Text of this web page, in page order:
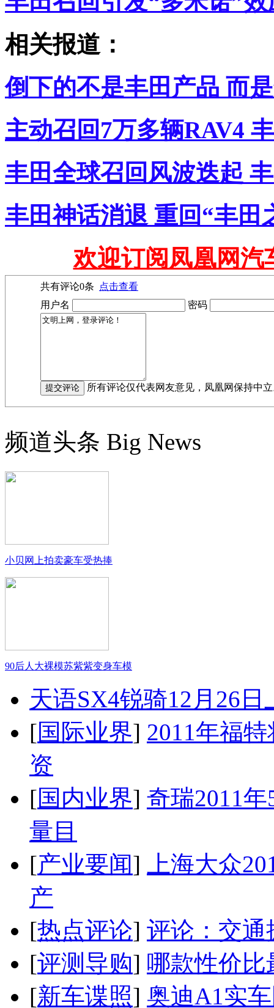
相关报道：
倒下的不是丰田产品 而
主动召回7万多辆RAV4
丰田全球召回风波迭起
丰田神话消退 重回“丰田
欢迎订阅凤凰网汽
共有评论0条
点击查看
用户名
密码
所有评论仅代表网友意见，凤凰网保持中
频道头条 Big News
小贝网上拍卖豪车受热捧
90后人大裸模苏紫紫变身车模
天语SX4锐骑12月26
[国际业界] 2011年福
资
[国内业界] 奇瑞2011
量目
[产业要闻]
上海大众
产
[热点评论] 评论：交通
[评测导购] 哪款性价比
[新车谍照] 奥迪A1实